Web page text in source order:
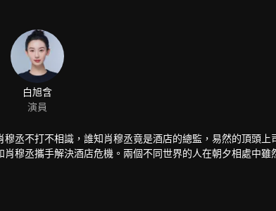
白旭含
演員
丞不打不相識，誰知肖穆丞竟是酒店的總監，易然的頂頭上
穆丞攜手解決酒店危機。兩個不同世界的人在朝夕相處中雖